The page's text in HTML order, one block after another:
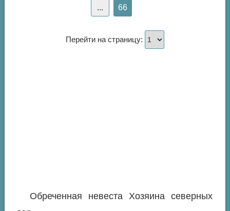
... 66
Перейти на страницу:
Обреченная невеста Хозяина северных